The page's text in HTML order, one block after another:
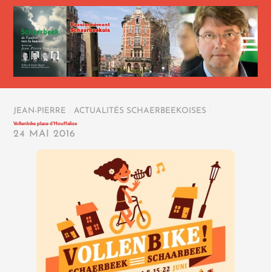
JEAN-PIERRE ACTUALITÉS SCHAERBEEKOISES
Vollenbike place d’Houffalize
24 MAI 2016